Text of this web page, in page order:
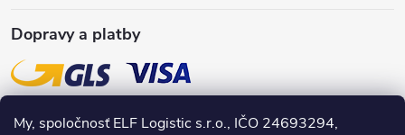
My, spoločnosť ELF Logistic s.r.o., IČO 24693294,
Dopravy a platby